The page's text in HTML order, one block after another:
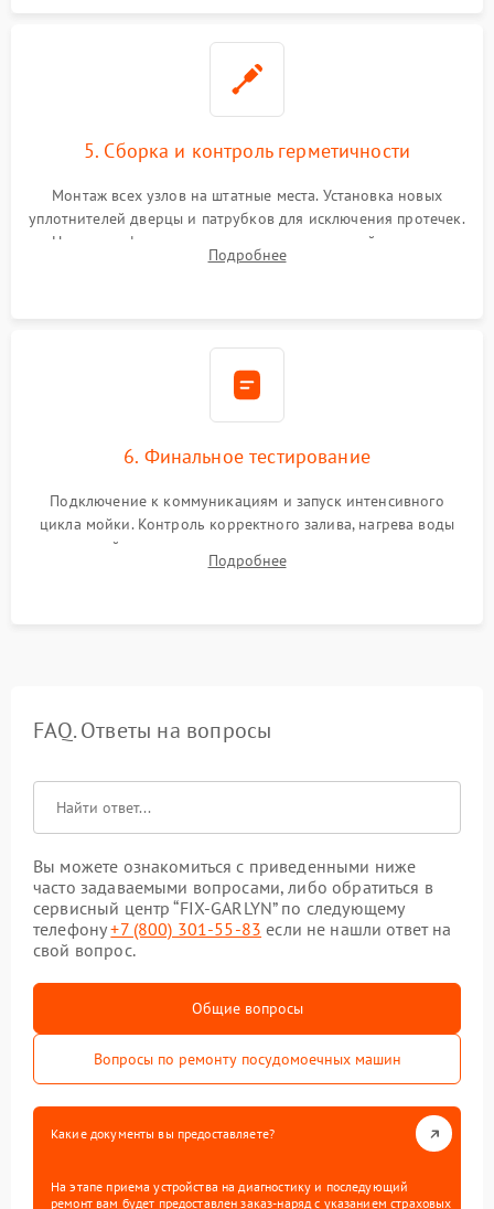
5. Сборка и контроль герметичности
Монтаж всех узлов на штатные места. Установка новых
уплотнителей дверцы и патрубков для исключения протечек.
Надежная фиксация хомутов гидравлической системы,
сборка корпуса и установка датчика поплавка.
Подробнее
6. Финальное тестирование
Подключение к коммуникациям и запуск интенсивного
цикла мойки. Контроль корректного залива, нагрева воды
до нужной температуры, отсутствия посторонних шумов,
штатного слива и абсолютной сухости в поддоне.
Подробнее
FAQ. Ответы на вопросы
Вы можете ознакомиться с приведенными ниже
часто задаваемыми вопросами, либо обратиться в
сервисный центр “FIX-GARLYN” по следующему
телефону+7 (800) 301-55-83 если не нашли ответ на
свой вопрос.
Общие вопросы
Вопросы по ремонту посудомоечных машин
Какие документы вы предоставляете?
На этапе приема устройства на диагностику и последующий
ремонт вам будет предоставлен заказ-наряд с указанием страховых